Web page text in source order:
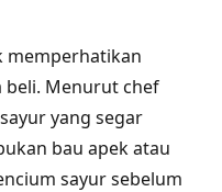
memperhatikan
beli. Menurut chef
yang segar
bau apek atau
sayur sebelum